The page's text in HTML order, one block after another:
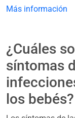
Más información
¿Cuáles
síntomas
los bebés?